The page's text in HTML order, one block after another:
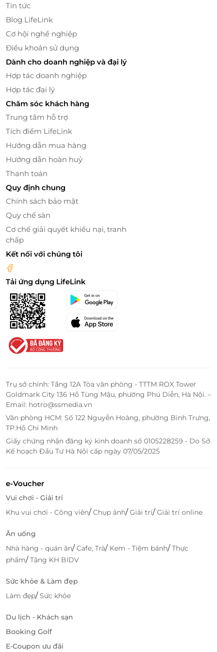
không gian thư giãn tuyệt vời, nơi bạn có thể ngồi
ngắm nhìn cảnh vật yên bình của thành phố Huế.
Tiện Ích Đẳng Cấp Và Dịch Vụ Hoàn Hảo
Khách sạn AD41 Huế mang đến cho bạn một hệ
thống tiện ích đầy đủ, đáp ứng mọi nhu cầu của
khách hàng. Nhà hàng sang trọng tại khách sạn
phục vụ các món ăn đặc sản Huế và quốc tế, giúp
bạn thưởng thức những hương vị đặc sắc của vùng
đất này ngay tại nơi nghỉ dưỡng. Các món ăn đặc
những trải nghiệm ẩm thực không thể bỏ qua trong
hành trình khám phá Huế của bạn.
chức sự kiện hiện đại với sức chứa lớn, phù hợp cho
các cuộc họp, hội thảo hay sự kiện đặc biệt. Bạn
cũng có thể duy trì thói quen tập luyện tại phòng
gym của khách sạn, hoặc tận hưởng không gian
rộng rãi, thoải mái trong khu vực bãi đỗ xe. Với mọi
Vị Trí Đắc Địa, Dễ Dàng Di Chuyển Đến Các
Một trong những điểm mạnh của Khách sạn AD41
Huế là vị trí tuyệt vời ngay trung tâm thành phố.
Khách sạn chỉ cách cầu Trường Tiền 150m và phố đi
bộ 300m, giúp bạn dễ dàng di chuyển đến các địa
lăng Tự Đức hay những ngôi chùa cổ kính của Huế.
Vị trí này mang đến cho bạn sự thuận tiện tuyệt đối
thành phố, đồng thời giúp bạn tận hưởng sự yên
bình và vẻ đẹp huyền bí của dòng sông Hương ngay
Tin tức
Blog LifeLink
Cơ hội nghề nghiệp
Điều khoản sử dụng
Dành cho doanh nghiệp và đại lý
Hợp tác doanh nghiệp
Hợp tác đại lý
Chăm sóc khách hàng
Trung tâm hỗ trợ
Tích điểm LifeLink
Hướng dẫn mua hàng
Hướng dẫn hoàn huỷ
Thanh toán
Quy định chung
Chính sách bảo mật
Quy chế sàn
Cơ chế giải quyết khiếu nại, tranh
chấp
Kết nối với chúng tôi
Tải ứng dụng LifeLink
Trụ sở chính: Tầng 12A Tòa văn phòng - TTTM ROX Tower
Goldmark City 136 Hồ Tùng Mậu, phường Phú Diễn, Hà Nội. –
Email: hotro@ssmedia.vn
Văn phòng HCM: Số 122 Nguyễn Hoàng, phường Bình Trưng,
TP.Hồ Chí Minh
Giấy chứng nhận đăng ký kinh doanh số 0105228259 - Do Sở
Kế hoạch Đầu Tư Hà Nội cấp ngày 07/05/2025
e-Voucher
Vui chơi - Giải trí
Khu vui chơi - Công viên/Chụp ảnh/Giải trí/Giải trí online
Ăn uống
Nhà hàng - quán ăn/Cafe, Trà/ Kem - Tiệm bánh/Thực
phẩm/Tặng KH BIDV
Sức khỏe & Làm đẹp
Làm đẹp/Sức khỏe
Du lịch - Khách sạn
Booking Golf
E-Coupon ưu đãi